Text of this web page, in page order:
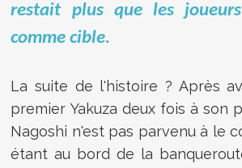
restait plus que les
comme cible.
La suite de l'histoire ? Après
premier Yakuza deux fois à son
Nagoshi n'est pas parvenu à le
étant au bord de la